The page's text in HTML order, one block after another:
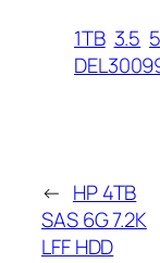
1TB 3.5
← HP 4TB
SAS 6G 7.2K
LFF HDD